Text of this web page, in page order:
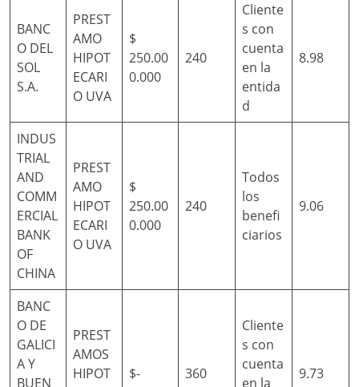
BANC
O DEL
SOL
S.A.
PREST
AMO
HIPOT
ECARI
O UVA
$
250.00
0.000
240
Cliente
s con
cuenta
en la
entida
d
8.98
INDUS
TRIAL
AND
COMM
ERCIAL
BANK
OF
CHINA
PREST
AMO
HIPOT
ECARI
O UVA
$
250.00
0.000
240
Todos
los
benefi
ciarios
9.06
BANC
O DE
GALICI
A Y
BUEN
PREST
AMOS
HIPOT
$- 360
Cliente
s con
cuenta
en la
9.73